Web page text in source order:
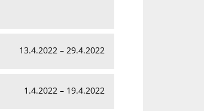
13.4.2022 – 29.4.2022
1.4.2022 – 19.4.2022